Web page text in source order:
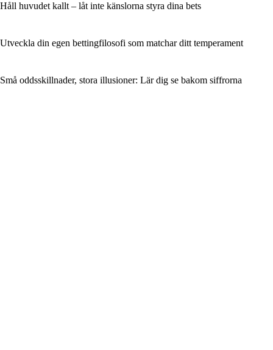
Håll huvudet kallt – låt inte känslorna styra dina bets
Utveckla din egen bettingfilosofi som matchar ditt temperament
Små oddsskillnader, stora illusioner: Lär dig se bakom siffrorna